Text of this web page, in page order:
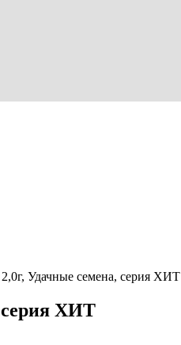
Удачные семена, серия ХИТ
серия ХИТ